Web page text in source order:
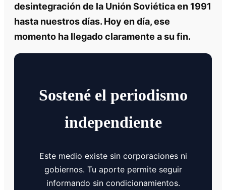
desintegración de la Unión Soviética en 1991
hasta nuestros días. Hoy en día, ese
momento ha llegado claramente a su fin.
Sostené el periodismo
independiente
Este medio existe sin corporaciones ni
gobiernos. Tu aporte permite seguir
informando sin condicionamientos.